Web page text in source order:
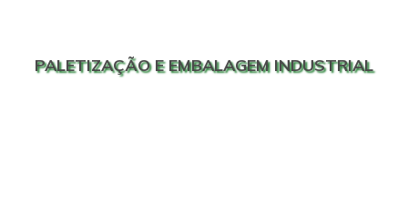
PALETIZAÇÃO E EMBALAGEM INDUSTRIAL